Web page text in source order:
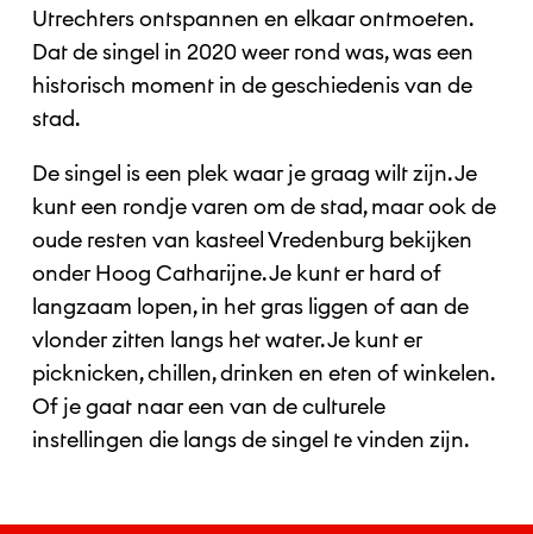
Utrechters ontspannen en elkaar ontmoeten.
Dat de singel in 2020 weer rond was, was een
historisch moment in de geschiedenis van de
stad.
De singel is een plek waar je graag wilt zijn. Je
kunt een rondje varen om de stad, maar ook de
oude resten van kasteel Vredenburg bekijken
onder Hoog Catharijne. Je kunt er hard of
langzaam lopen, in het gras liggen of aan de
vlonder zitten langs het water. Je kunt er
picknicken, chillen, drinken en eten of winkelen.
Of je gaat naar een van de culturele
instellingen die langs de singel te vinden zijn.